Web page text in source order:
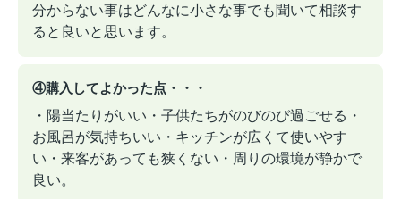
分からない事はどんなに小さな事でも聞いて相談す
ると良いと思います。
④購入してよかった点・・・
・陽当たりがいい・子供たちがのびのび過ごせる・
お風呂が気持ちいい・キッチンが広くて使いやす
い・来客があっても狭くない・周りの環境が静かで
良い。